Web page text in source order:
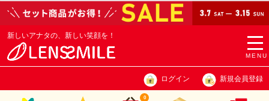
MENU
新しいアナタの、新しい笑顔を！
ログイン 新規会員登録
0